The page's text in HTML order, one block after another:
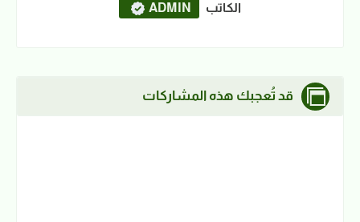
الكاتب ADMIN
قد تُعجبك هذه المشاركات